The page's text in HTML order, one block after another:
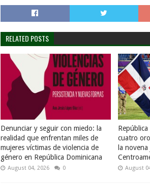
RELATED POSTS
Denunciar y seguir con miedo: la
realidad que enfrentan miles de
mujeres víctimas de violencia de
género en República Dominicana
August 04, 2026 0
cuatro
la
August